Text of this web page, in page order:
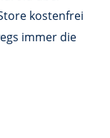
kostenfrei
immer die